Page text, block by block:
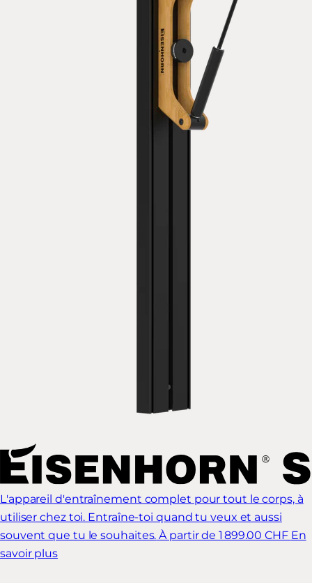
L'appareil d'entraînement complet pour tout le corps, à
utiliser chez toi. Entraîne-toi quand tu veux et aussi
souvent que tu le souhaites. À partir de 1 899.00 CHF En
savoir plus